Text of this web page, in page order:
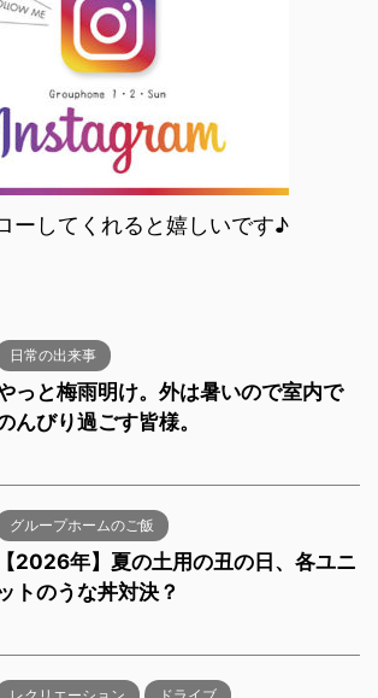
ーしてくれると嬉しいです♪
日常の出来事
っと梅雨明け。外は暑いので室内で
んびり過ごす皆様。
グループホームのご飯
【2026年】夏の土用の丑の日、各ユニ
トのうな丼対決？